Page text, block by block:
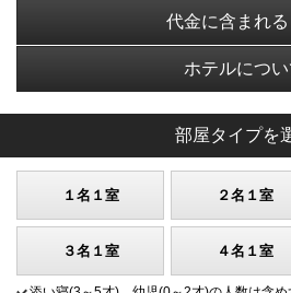
代金に含まれ
ホテルについ
部屋タイプを
１名１室 ２名１室
３名１室 ４名１室